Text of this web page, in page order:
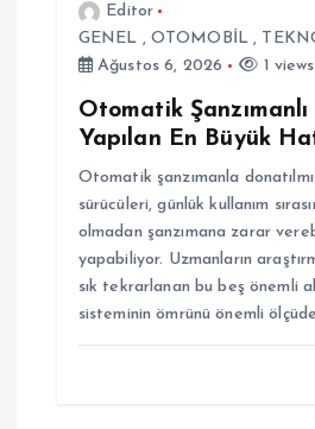
Editor
GENEL , OTOMOBİL ,
Ağustos 6, 2026
1 views
Otomatik
Yapılan En Büyük
Otomatik şanzımanla
sürücüleri, günlük kullanım
olmadan şanzımana zarar
yapabiliyor. Uzmanların
sık tekrarlanan bu beş önemli
sisteminin ömrünü önemli